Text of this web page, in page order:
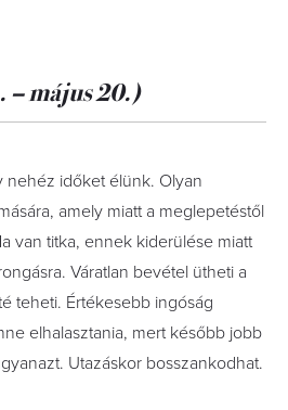
május 20.)
nehéz időket élünk. Olyan
amely miatt a meglepetéstől
van titka, ennek kiderülése miatt
Váratlan bevétel ütheti a
teheti. Értékesebb ingóság
elhalasztania, mert később jobb
Utazáskor bosszankodhat.